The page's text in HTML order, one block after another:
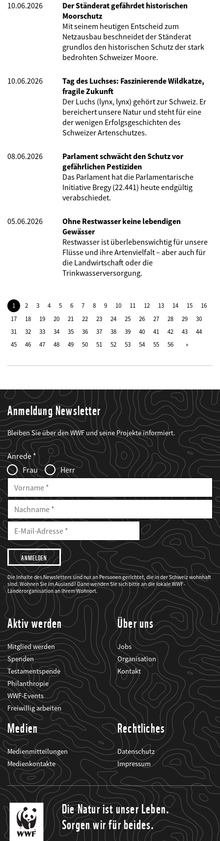
10.06.2026
Der Ständerat gefährdet historischen
Moorschutz
Mit seinem heutigen Entscheid zum
Netzausbau beschneidet der Ständerat
grundlos den historischen Schutz der stark
bedrohten Schweizer Moore.
10.06.2026
Tag des Luchses: Faszinierende Wildkatze,
fragile Zukunft
Der Luchs (lynx, lynx) gehört zur Schweiz. Er
bereichert unsere Natur und steht für eine
der wenigen Erfolgsgeschichten des
Schweizer Artenschutzes.
08.06.2026
Parlament schwächt den Schutz vor
gefährlichen Pestiziden
Das Parlament hat die Parlamentarische
Initiative Bregy (22.441) heute endgültig
verabschiedet.
05.06.2026
Ohne Restwasser keine lebendigen
Gewässer
Restwasser ist überlebenswichtig für unsere
Flüsse und ihre Artenvielfalt – aber auch für
die Landwirtschaft oder die
Trinkwasserversorgung.
1 2 3 4 5 6 7 8 9 10 11 12 13 14 15
16
17
18 19 20 21 22 23 24 25 26 27 28 29
30
31
32 33 34 35 36 37 38 39 40 41 42 43
44
45
46 47 48 49 50 51 52 53 54 55 56
Anmeldung Newsletter
Bleiben Sie über den WWF und seine Projekte informiert.
Web2Case
Infofelder
Fieldset
anrede_name
Anrede
Frau
Herr
Vorname
Nachname
E-
Mailadresse
E-
Adresse
Ich
möchte,
dass
der
WWF
mich
über
seine
Projekte
informiert.
Die Inhalte des Newsletters sind nur an Personen gerichtet, die in der Schweiz wohnhaft
sind. Wohnen Sie im Ausland? Dann wenden Sie sich bitte an die lokale WWF-
Länderorganisation an Ihrem Wohnort.
Aktiv werden
Mitglied werden
Spenden
Testamentspende
Philanthropie
WWF-Events
Freiwillig arbeiten
Über uns
Jobs
Organisation
Kontakt
Medien
Medienmitteilungen
Medienkontakte
Rechtliches
Datenschutz
Impressum
Die Natur ist unser Leben.
Sorgen wir für beides.